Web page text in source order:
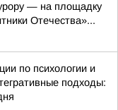
— на площадку
Отечества»...
по психологии и
подходы: